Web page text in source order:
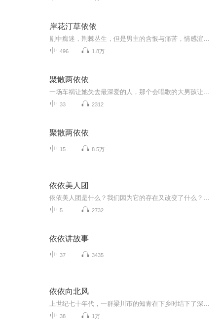
岸花汀草依依
496 1.8万
聚散两依依
33 2312
聚散两依依
15 8.5万
依依美人团
5 2732
依依讲故事
37 3435
依依向北风
38 1万